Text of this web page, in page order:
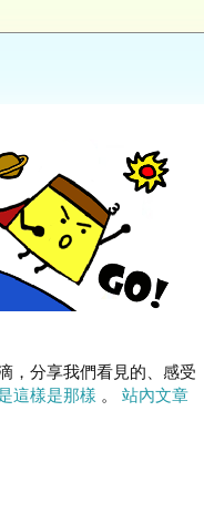
，分享我們看見的、感受
這樣是那樣 。 站內文章